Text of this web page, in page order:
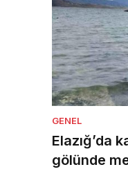
GENEL
Elazığ’da
gölünde